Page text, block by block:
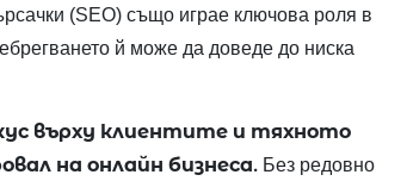
(SEO) също играе ключова роля в
й може да доведе до ниска
върху клиентите и тяхното
на онлайн бизнеса. Без редовно